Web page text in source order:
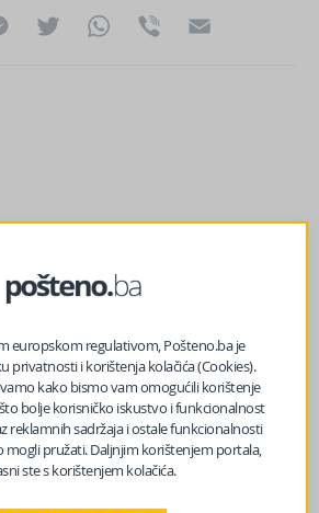
Messenger
Twitter WhatsApp
Viber
e, ako bude saradnje “s onima koji
europskom regulativom, Pošteno.ba je
privatnosti i korištenja kolačića (Cookies).
kako bismo vam omogućili korištenje
bolje korisničko iskustvo i funkcionalnost
reklamnih sadržaja i ostale funkcionalnosti
mogli pružati. Daljnjim korištenjem portala,
ste s korištenjem kolačića.